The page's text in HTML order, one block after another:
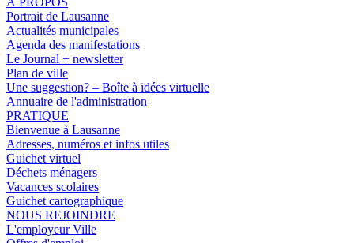
Portrait de Lausanne
Actualités municipales
Agenda des manifestations
Le Journal + newsletter
Plan de ville
Une suggestion? – Boîte à idées virtuelle
Annuaire de l'administration
PRATIQUE
Bienvenue à Lausanne
Adresses, numéros et infos utiles
Guichet virtuel
Déchets ménagers
Vacances scolaires
Guichet cartographique
NOUS REJOINDRE
L'employeur Ville